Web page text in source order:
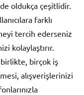
oldukça çeşitlidir.
farklı
tercih ederseniz
kolaylaştırır.
birlikte, birçok iş
alışverişlerinizi